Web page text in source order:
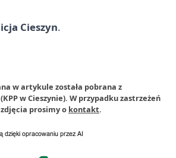
Cieszyn.
w artykule została pobrana z
w Cieszynie). W przypadku zastrzeżeń
prosimy o kontakt.